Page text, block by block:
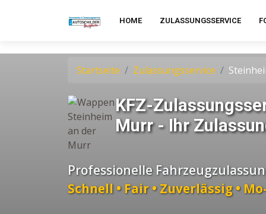
HOME ZULASSUNGSSERVICE
Startseite Zulassungsservice
KFZ-
Murr - Ihr
Professionelle
Schnell • Fair • Zuverlässig •